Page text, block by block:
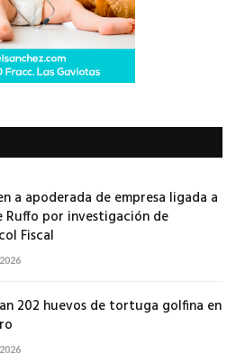
a apoderada de empresa ligada a
Ruffo por investigación de
Fiscal
202 huevos de tortuga golfina en